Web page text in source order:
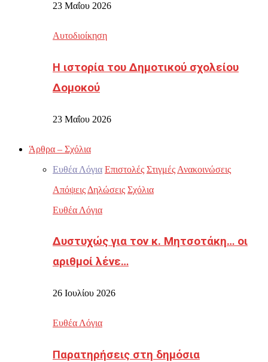
23 Μαΐου 2026
Αυτοδιοίκηση
Η ιστορία του Δημοτικού σχολείου
Δομοκού
23 Μαΐου 2026
Άρθρα – Σχόλια
Ευθέα Λόγια Επιστολές Στιγμές Ανακοινώσεις
Απόψεις Δηλώσεις Σχόλια
Ευθέα Λόγια
Δυστυχώς για τον κ. Μητσοτάκη… οι
αριθμοί λένε…
26 Ιουλίου 2026
Ευθέα Λόγια
Παρατηρήσεις στη δημόσια